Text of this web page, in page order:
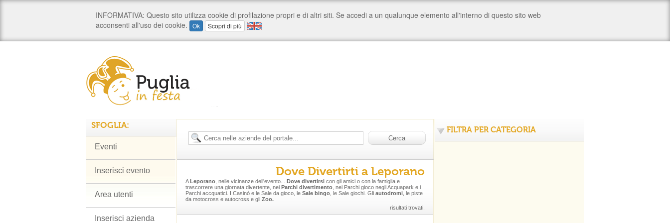
Dove Divertirti a Leporano
ALeporano , nelle vicinanze dell'evento... Dove divertirsi con gli amici o con la famiglia e
trascorrere una giornata divertente, nei Parchi divertimento , nei Parchi gioco negli Acquapark e i
Parchi accquatici. I Casinò e le Sale da gioco, le Sale bingo , le Sale giochi. Gli autodromi , le piste
da motocross e autocross e gli Zoo.
risultati trovati.
SFOGLIA:
Eventi
Inserisci evento
Area utenti
Inserisci azienda
FILTRA PER CATEGORIA